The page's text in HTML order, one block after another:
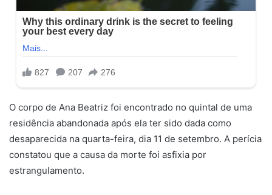
O corpo de Ana Beatriz foi encontrado no quintal de uma
residência abandonada após ela ter sido dada como
desaparecida na quarta-feira, dia 11 de setembro. A perícia
constatou que a causa da morte foi asfixia por
estrangulamento.